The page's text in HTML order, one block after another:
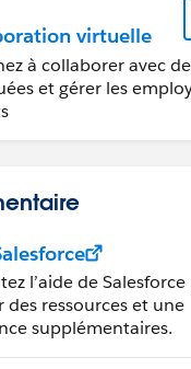
virtuelle
à collaborer avec
et gérer les
l’aide de
des ressources et une
supplémentaires.